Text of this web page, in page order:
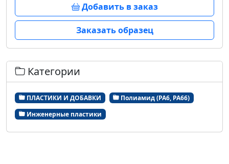
Добавить в заказ
Заказать образец
Категории
ПЛАСТИКИ И ДОБАВКИ
Полиамид (РА6, РА66)
Инженерные пластики